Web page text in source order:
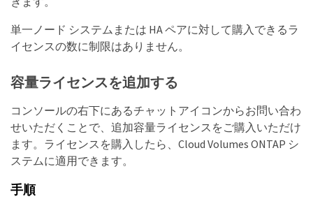
単一ノード システムまたは HA ペアに対して購入できるラ
イセンスの数に制限はありません。
容量ライセンスを追加する
コンソールの右下にあるチャットアイコンからお問い合わ
せいただくことで、追加容量ライセンスをご購入いただけ
ます。ライセンスを購入したら、Cloud Volumes ONTAP シ
ステムに適用できます。
手順